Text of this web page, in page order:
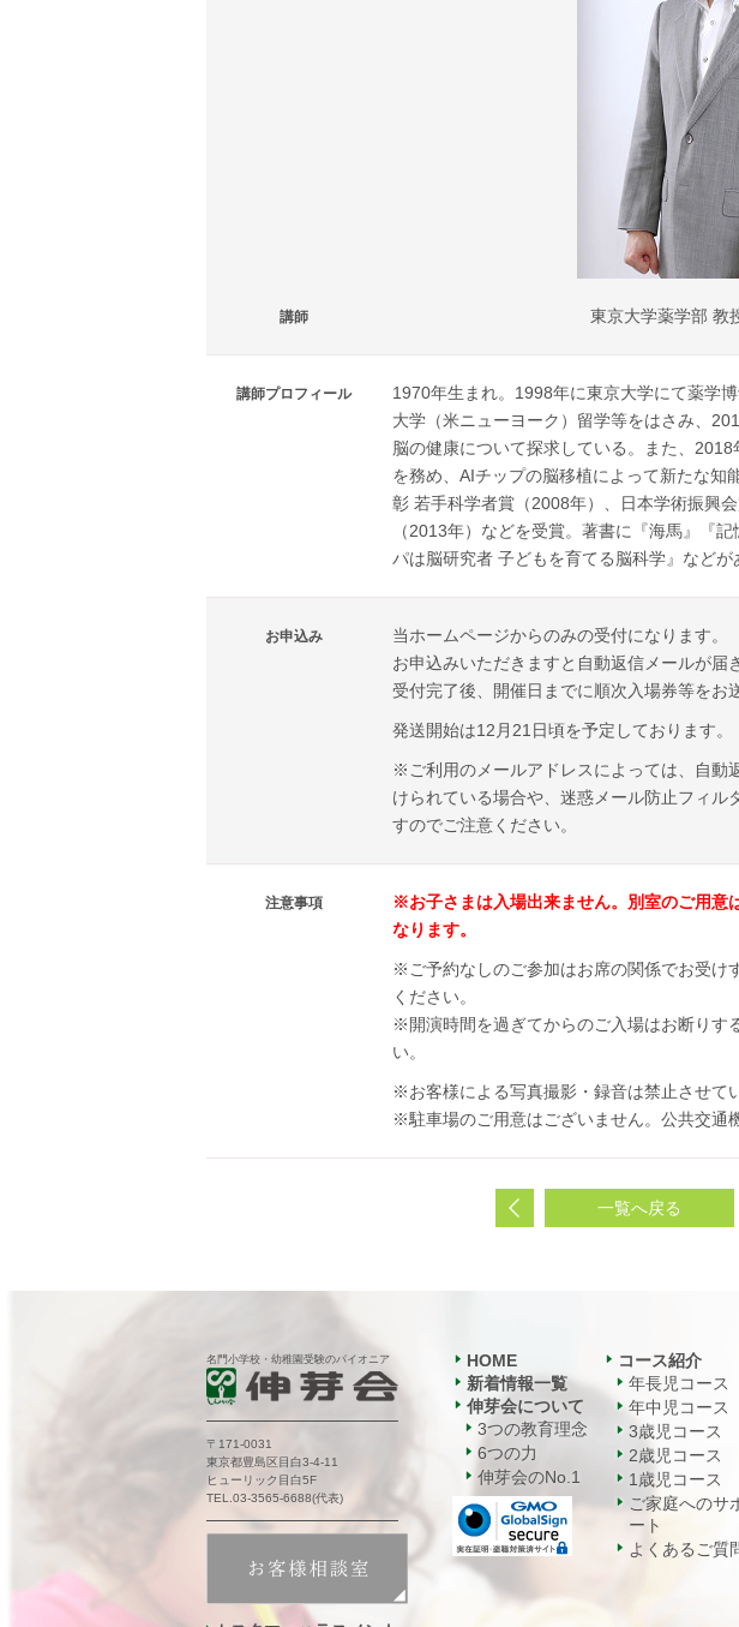
講師 東京大学薬学部
講師プロフィール
1970年生まれ。1998年に東京大学にて薬学
大学（米ニューヨーク）留学等をはさみ、
脳の健康について探求している。また、
を務め、AIチップの脳移植によって新たな知
彰 若手科学者賞（2008年）、日本学術振興
（2013年）などを受賞。著書に『海馬』『
パは脳研究者 子どもを育てる脳科学』などが
お申込み
当ホームページからのみの受付になります。
お申込みいただきますと自動返信メールが届
受付完了後、開催日までに順次入場券等をお
発送開始は12月21日頃を予定しております。
※ご利用のメールアドレスによっては、自動
けられている場合や、迷惑メール防止フィル
すのでご注意ください。
注意事項
※お子さまは入場出来ません。別室のご用意
なります。
※ご予約なしのご参加はお席の関係でお受け
ください。
※開演時間を過ぎてからのご入場はお断りす
い。
※お客様による写真撮影・録音は禁止させて
※駐車場のご用意はございません。公共交通
一覧へ戻る
名門小学校・幼稚園受験のパイオニア
〒171-0031
東京都豊島区目白3-4-11
ヒューリック目白5F
TEL.03-3565-6688(代表)
HOME
新着情報一覧
伸芽会について
3つの教育理念
6つの力
伸芽会のNo.1
コース紹介
年長児コース
年中児コース
3歳児コース
2歳児コース
1歳児コース
ご家庭へのサ
ート
よくあるご質